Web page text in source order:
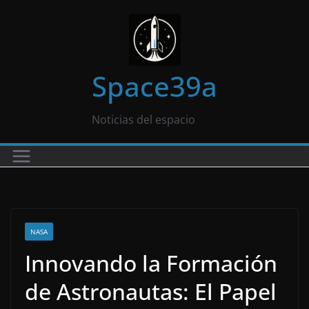
Space39a
Noticias del espacio
NASA
Innovando la Formación
de Astronautas: El Papel